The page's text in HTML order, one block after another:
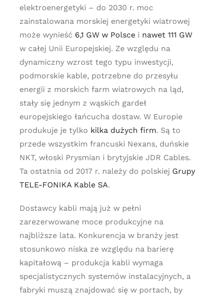
elektroenergetyki – do 2030 r. moc
zainstalowana morskiej energetyki wiatrowej
może wynieść 6,1 GW w Polscei nawet 111 GW
w całej Unii Europejskiej. Ze względu na
dynamiczny wzrost tego typu inwestycji,
podmorskie kable, potrzebne do przesyłu
energii z morskich farm wiatrowych na ląd,
stały się jednym z wąskich gardeł
europejskiego łańcucha dostaw. W Europie
produkuje je tylko kilka dużych firm. Są to
przede wszystkim francuski Nexans, duńskie
NKT, włoski Prysmian i brytyjskie JDR Cables.
Ta ostatnia od 2017 r. należy do polskiej Grupy
TELE-FONIKA Kable SA.
Dostawcy kabli mają już w pełni
zarezerwowane moce produkcyjne na
najbliższe lata. Konkurencja w branży jest
stosunkowo niska ze względu na barierę
kapitałową – produkcja kabli wymaga
specjalistycznych systemów instalacyjnych, a
fabryki muszą znajdować się w portach, by